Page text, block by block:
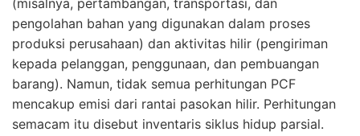
pengolahan bahan yang digunakan dalam proses
produksi perusahaan) dan aktivitas hilir (pengiriman
kepada pelanggan, penggunaan, dan pembuangan
barang). Namun, tidak semua perhitungan PCF
mencakup emisi dari rantai pasokan hilir. Perhitungan
semacam itu disebut inventaris siklus hidup parsial.